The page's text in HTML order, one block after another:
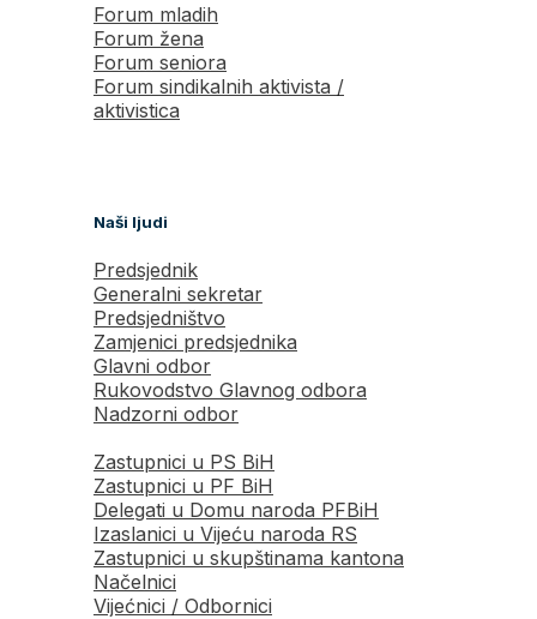
Forum mladih
Forum žena
Forum seniora
Forum sindikalnih aktivista /
aktivistica
Naši ljudi
Predsjednik
Generalni sekretar
Predsjedništvo
Zamjenici predsjednika
Glavni odbor
Rukovodstvo Glavnog odbora
Nadzorni odbor
Zastupnici u PS BiH
Zastupnici u PF BiH
Delegati u Domu naroda PFBiH
Izaslanici u Vijeću naroda RS
Zastupnici u skupštinama kantona
Načelnici
Vijećnici / Odbornici